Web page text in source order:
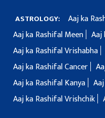
ASTROLOGY:
Aaj ka
Aaj ka Rashifal Meen Aaj
Aaj ka Rashifal Vrishabha
Aaj ka Rashifal Cancer
Aaj ka Rashifal Kanya
Aaj ka Rashifal Vrishchik